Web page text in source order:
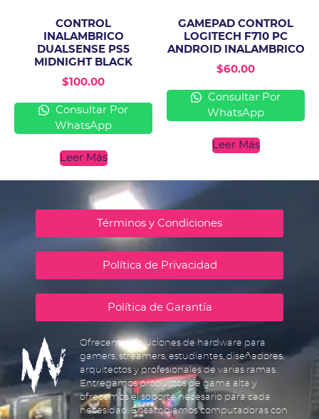
CONTROL
INALAMBRICO
DUALSENSE PS5
MIDNIGHT BLACK
$100.00
Consultar Por
WhatsApp
Leer Más
GAMEPAD CONTROL
LOGITECH F710 PC
ANDROID INALAMBRICO
$60.00
Consultar Por
WhatsApp
Leer Más
Términos y Condiciones
Política de Privacidad
Política de Garantía
Ofrecemos soluciones de hardware para
gamers, streamers, estudiantes, diseñadores,
arquitectos y profesionales de varias ramas.
Entregamos productos de gama alta y
ofrecemos el soporte necesario para cada
necesidad. Ensamblamos computadoras con